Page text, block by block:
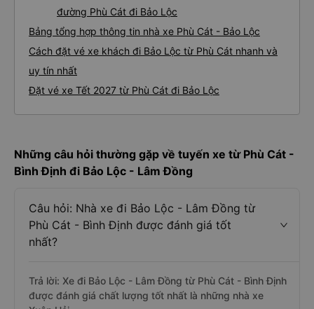
đường Phù Cát đi Bảo Lộc
Bảng tổng hợp thông tin nhà xe Phù Cát - Bảo Lộc
Cách đặt vé xe khách đi Bảo Lộc từ Phù Cát nhanh và
uy tín nhất
Đặt vé xe Tết 2027 từ Phù Cát đi Bảo Lộc
Những câu hỏi thường gặp về tuyến xe từ Phù Cát -
Bình Định đi Bảo Lộc - Lâm Đồng
Câu hỏi: Nhà xe đi Bảo Lộc - Lâm Đồng từ
Phù Cát - Bình Định được đánh giá tốt
nhất?
Trả lời: Xe đi Bảo Lộc - Lâm Đồng từ Phù Cát - Bình Định
được đánh giá chất lượng tốt nhất là những nhà xe